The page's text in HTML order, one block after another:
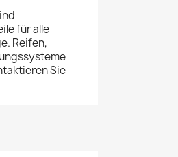
für alle
Reifen,
Sie